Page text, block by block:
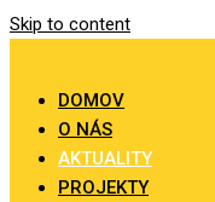
Skip to content
DOMOV
O NÁS
AKTUALITY
PROJEKTY